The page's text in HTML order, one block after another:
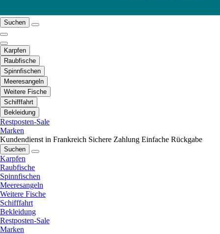
Suchen
Karpfen
Raubfische
Spinnfischen
Meeresangeln
Weitere Fische
Schifffahrt
Bekleidung
Restposten-Sale
Marken
Kundendienst in Frankreich Sichere Zahlung Einfache Rückgabe
Suchen
Karpfen
Raubfische
Spinnfischen
Meeresangeln
Weitere Fische
Schifffahrt
Bekleidung
Restposten-Sale
Marken